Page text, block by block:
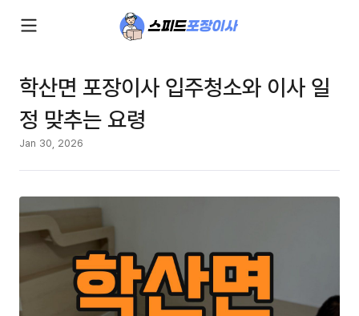
학산면 포장이사 입주청소와 이사 일
정 맞추는 요령
Jan 30, 2026